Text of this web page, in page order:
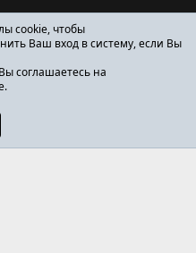
cookie, чтобы
Ваш вход в систему, если Вы
соглашаетесь на